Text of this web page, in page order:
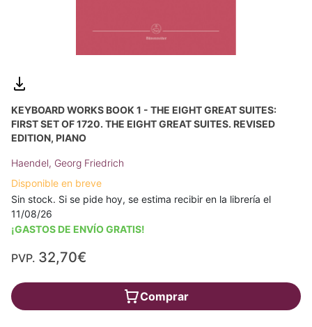
KEYBOARD WORKS BOOK 1 - THE EIGHT GREAT SUITES:
FIRST SET OF 1720. THE EIGHT GREAT SUITES. REVISED
EDITION, PIANO
Haendel, Georg Friedrich
Disponible en breve
Sin stock. Si se pide hoy, se estima recibir en la librería el
11/08/26
¡GASTOS DE ENVÍO GRATIS!
PVP. 32,70€
Comprar